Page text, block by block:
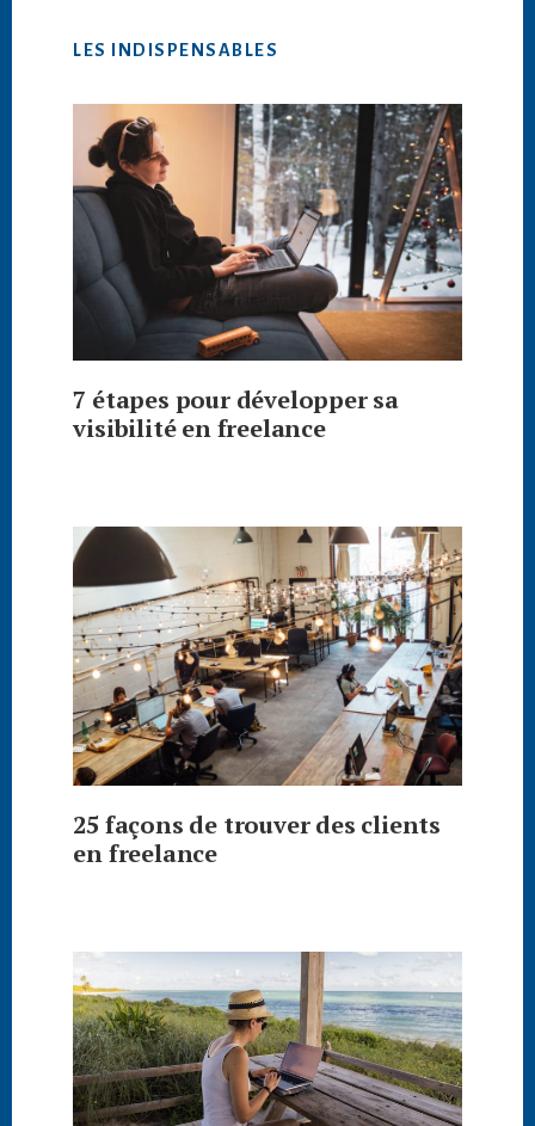
LES INDISPENSABLES
7 étapes pour développer sa
visibilité en freelance
25 façons de trouver des clients
en freelance